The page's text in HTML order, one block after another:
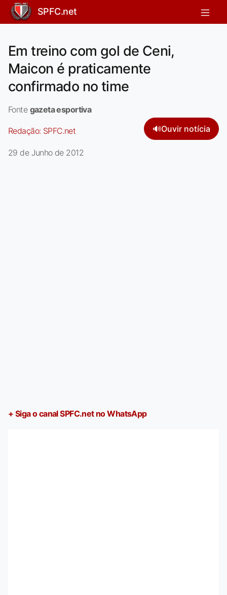
SPFC.net
Em treino com gol de Ceni,
Maicon é praticamente
confirmado no time
Fonte gazeta esportiva
Redação: SPFC.net 🔊Ouvir notícia
29 de Junho de 2012
+ Siga o canal SPFC.net no WhatsApp